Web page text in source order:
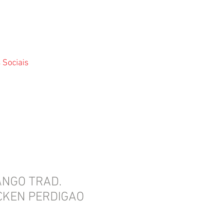
Sociais
TRAD.
PERDIGAO